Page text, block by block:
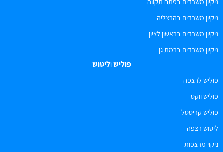
ניקיון משרדים בהרצליה
ניקיון משרדים בראשון לציון
ניקיון משרדים ברמת גן
פוליש וליטוש
פוליש לרצפה
פוליש ווקס
פוליש קריסטל
ליטוש רצפה
ניקוי מרצפות